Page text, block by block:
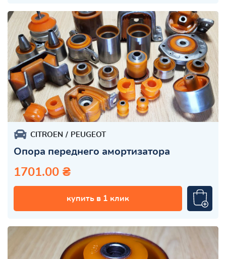
CITROEN PEUGEOT
Опора переднего амортизатора
1701.00 ₴
купить в 1 клик